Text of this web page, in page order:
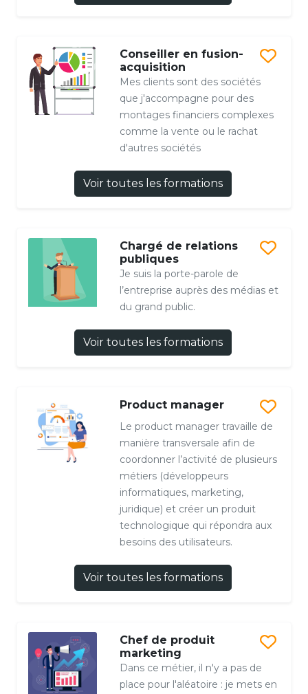
Conseiller en fusion-
acquisition
Mes clients sont des sociétés
que j'accompagne pour des
montages financiers complexes
comme la vente ou le rachat
d'autres sociétés
Voir toutes les formations
Chargé de relations
publiques
Je suis la porte-parole de
l’entreprise auprès des médias et
du grand public.
Voir toutes les formations
Product manager
Le product manager travaille de
manière transversale afin de
coordonner l’activité de plusieurs
métiers (développeurs
informatiques, marketing,
juridique) et créer un produit
technologique qui répondra aux
besoins des utilisateurs.
Voir toutes les formations
Chef de produit
marketing
Dans ce métier, il n'y a pas de
place pour l'aléatoire : je mets en